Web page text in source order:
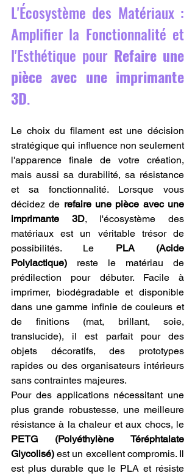
L'Écosystème des Matériaux :
Amplifier la Fonctionnalité et
l'Esthétique pour Refaire une
pièce avec une imprimante
3D.
Le choix du filament est une décision
stratégique qui influence non seulement
l'apparence finale de votre création,
mais aussi sa durabilité, sa résistance
et sa fonctionnalité. Lorsque vous
décidez de refaire une pièce avec une
imprimante 3D, l'écosystème des
matériaux est un véritable trésor de
possibilités. Le PLA (Acide
Polylactique) reste le matériau de
prédilection pour débuter. Facile à
imprimer, biodégradable et disponible
dans une gamme infinie de couleurs et
de finitions (mat, brillant, soie,
translucide), il est parfait pour des
objets décoratifs, des prototypes
rapides ou des organisateurs intérieurs
sans contraintes majeures.
Pour des applications nécessitant une
plus grande robustesse, une meilleure
PETG (Polyéthylène Téréphtalate
Glycolisé) est un excellent compromis. Il
est plus durable que le PLA et résiste